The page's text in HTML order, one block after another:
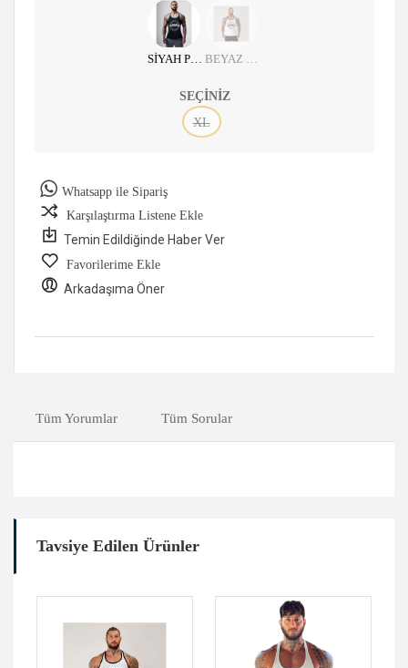
SİYAH PREPARE
SEÇINIZ
XL
Whatsapp ile Sipariş
Karşılaştırma Listene Ekle
Temin Edildiğinde Haber Ver
Favorilerime Ekle
Arkadaşıma Öner
Tüm Yorumlar Tüm Sorular
Tavsiye Edilen Ürünler